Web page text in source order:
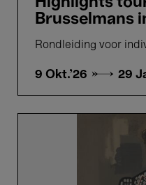
Brusselmans
Rondleiding voor
9 Okt.'26 → 29